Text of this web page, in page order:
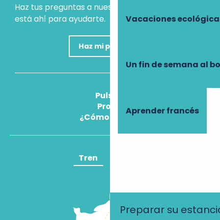
Vacaciones
Un fin de semana al
Aprender francés
Preparar su
Haz tus preguntas a nuestro asistente virtual, que
está ahí para ayudarte.
Haz mi pregunta
Pulse
Pros
¿Cómo llegar?
Tren